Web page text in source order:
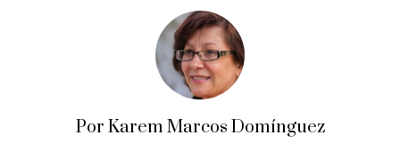
Por Karem Marcos Domínguez